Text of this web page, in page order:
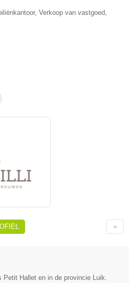
Verkoop van vastgoed,
Petit Hallet en in de provincie Luik.